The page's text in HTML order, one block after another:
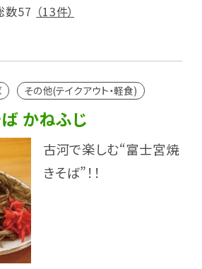
数57 （13件）
その他(テイクアウト・軽食)
かねふじ
古河で楽しむ“富士宮焼
きそば”！！